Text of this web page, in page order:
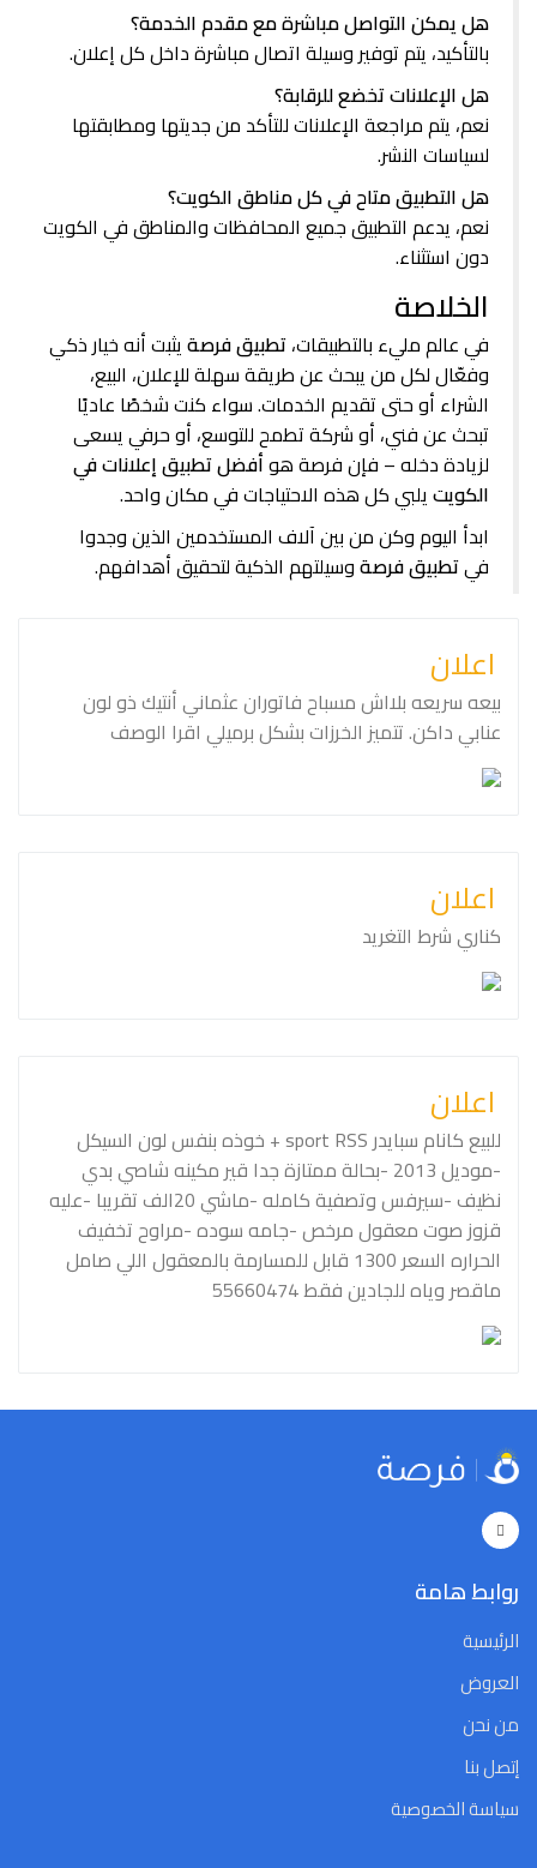
هل يمكن التواصل مباشرة مع مقدم الخدمة؟
بالتأكيد، يتم توفير وسيلة اتصال مباشرة داخل كل إعلان.
هل الإعلانات تخضع للرقابة؟
نعم، يتم مراجعة الإعلانات للتأكد من جديتها ومطابقتها
لسياسات النشر.
هل التطبيق متاح في كل مناطق الكويت؟
نعم، يدعم التطبيق جميع المحافظات والمناطق في الكويت
دون استثناء.
الخلاصة
في عالم مليء بالتطبيقات،تطبيق فرصةيثبت أنه خيار ذكي
وفعّال لكل من يبحث عن طريقة سهلة للإعلان، البيع،
الشراء أو حتى تقديم الخدمات. سواء كنت شخصًا عاديًا
تبحث عن فني، أو شركة تطمح للتوسع، أو حرفي يسعى
لزيادة دخله – فإن فرصة هوأفضل تطبيق إعلانات في
الكويتيلبي كل هذه الاحتياجات في مكان واحد.
ابدأ اليوم وكن من بين آلاف المستخدمين الذين وجدوا
فيتطبيق فرصةوسيلتهم الذكية لتحقيق أهدافهم.
اعلان
بيعه سريعه بلااش مسباح فاتوران عثماني أنتيك ذو لون
عنابي داكن. تتميز الخرزات بشكل برميلي اقرا الوصف
اعلان
كناري شرط التغريد
اعلان
للبيع كانام سبايدر sport RSS + خوذه بنفس لون السيكل
-موديل 2013 -بحالة ممتازة جدا قير مكينه شاصي بدي
نظيف -سيرفس وتصفية كامله -ماشي 20الف تقريبا -عليه
قزوز صوت معقول مرخص -جامه سوده -مراوح تخفيف
الحراره السعر 1300 قابل للمسارمة بالمعقول اللي صامل
ماقصر وياه للجادين فقط 55660474
روابط هامة
الرئيسية
العروض
من نحن
إتصل بنا
سياسة الخصوصية